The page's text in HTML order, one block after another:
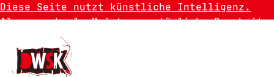
Diese Seite nutzt künstliche Intelligenz.
Also manchmal. Meistens natürliche Dummheit.